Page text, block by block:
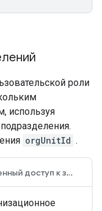
роли
используя
orgUnitId .
Временный доступ к занятиям